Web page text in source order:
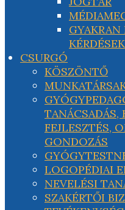
KÉRDÉSEK
CSURGÓ
KÖSZÖNTŐ
TANÁCSADÁS,
FEJLESZTÉS,
GONDOZÁS
LOGOPÉDIAI
NEVELÉSI
SZAKÉRTŐI